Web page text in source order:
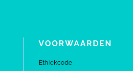
VOORWAARDEN
Ethiekcode